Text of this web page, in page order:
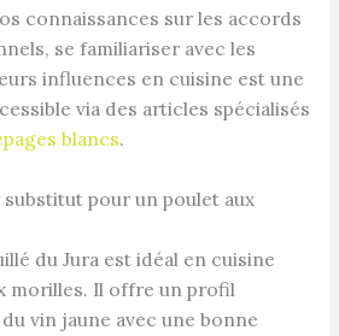
connaissances sur les accords
se familiariser avec les
influences en cuisine est une
via des articles spécialisés
blancs.
pour un poulet aux
du Jura est idéal en cuisine
morilles. Il offre un profil
vin jaune avec une bonne